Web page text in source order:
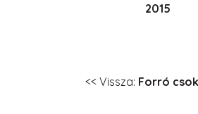
2015
<< Vissza: Forró